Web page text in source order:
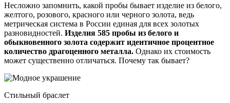
Несложно запомнить, какой пробы бывает изделие из белого,
желтого, розового, красного или черного золота, ведь
метрическая система в России единая для всех золотых
разновидностей. Изделия 585 пробы из белого и
обыкновенного золота содержит идентичное процентное
количество драгоценного металла. Однако их стоимость
может существенно отличаться. Почему так бывает?
Стильный браслет